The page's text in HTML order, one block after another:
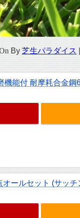
By 芝生パラダイス
機能付 耐摩耗合金
ールセット (サッ